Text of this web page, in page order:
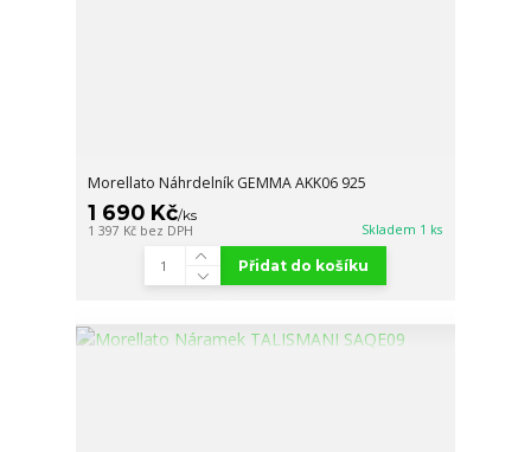
Morellato Náhrdelník GEMMA AKK06 925
1 690 Kč/ks
1 397 Kč bez DPH Skladem 1 ks
Přidat do košíku